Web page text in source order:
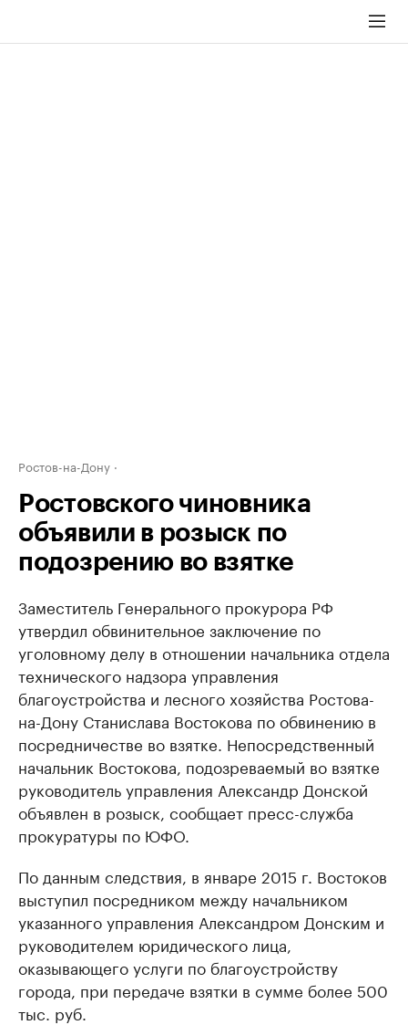
Ростов-на-Дону
Ростовского чиновника
объявили в розыск по
подозрению во взятке
Заместитель Генерального прокурора РФ
утвердил обвинительное заключение по
уголовному делу в отношении начальника отдела
технического надзора управления
благоустройства и лесного хозяйства Ростова-
на-Дону Станислава Востокова по обвинению в
посредничестве во взятке. Непосредственный
начальник Востокова, подозреваемый во взятке
руководитель управления Александр Донской
объявлен в розыск, сообщает пресс-служба
прокуратуры по ЮФО.
По данным следствия, в январе 2015 г. Востоков
выступил посредником между начальником
указанного управления Александром Донским и
руководителем юридического лица,
оказывающего услуги по благоустройству
города, при передаче взятки в сумме более 500
тыс. руб.